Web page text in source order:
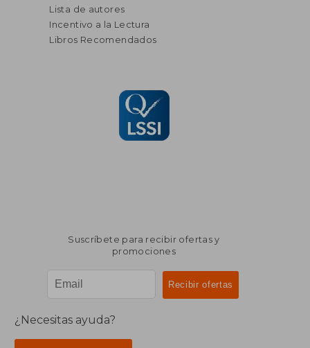
Lista de autores
Incentivo a la Lectura
Libros Recomendados
Suscríbete para recibir ofertas y
promociones
¿Necesitas ayuda?